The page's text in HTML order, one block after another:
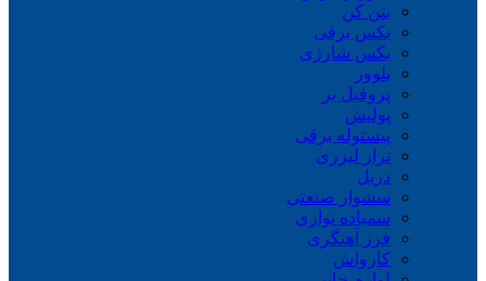
بتن کن
بکس برقی
بکس شارژی
بلوور
پروفیل بر
پولیش
پیستوله برقی
تراز لیزری
دریل
سشوار صنعتی
سمباده نواری
فرز آهنگری
کارواش